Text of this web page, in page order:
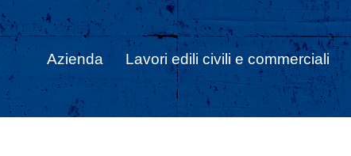
Azienda Lavori edili civili e commerciali